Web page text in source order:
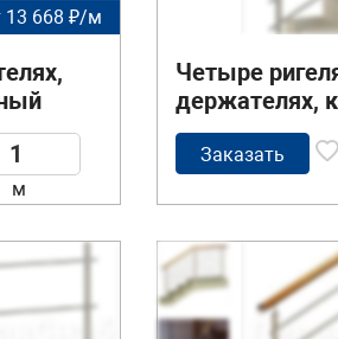
13 668 ₽/м
м
Четыре
держателях,
деревянный
круглые стойки
Заказать